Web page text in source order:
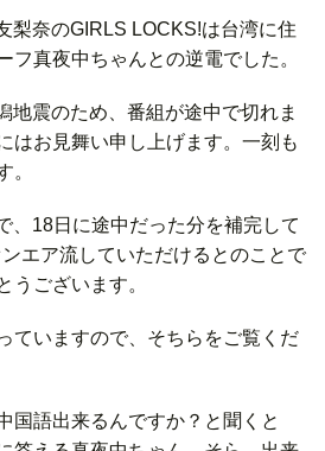
梨奈のGIRLS LOCKS!は台湾に住
フ真夜中ちゃんとの逆電でした。
震のため、番組が途中で切れま
はお見舞い申し上げます。一刻も
。
、18日に途中だった分を補完して
エア流していただけるとのことで
うございます。
ていますので、そちらをご覧くだ
国語出来るんですか？と聞くと